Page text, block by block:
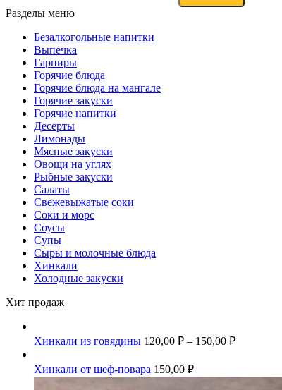
Разделы меню
Безалкогольные напитки
Выпечка
Гарниры
Горячие блюда
Горячие блюда на мангале
Горячие закуски
Горячие напитки
Десерты
Лимонады
Мясные закуски
Овощи на углях
Рыбные закуски
Салаты
Свежевыжатые соки
Соки и морс
Соусы
Супы
Сыры и молочные блюда
Хинкали
Холодные закуски
Хит продаж
Хинкали из говядины 120,00 ₽ – 150,00 ₽
Хинкали от шеф-повара 150,00 ₽